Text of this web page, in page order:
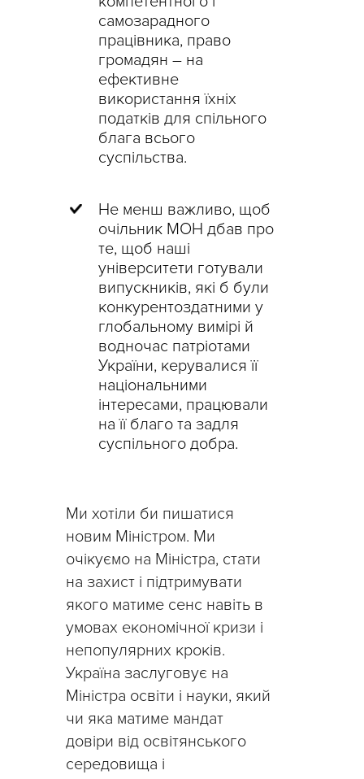
самозарадного
працівника, право
громадян – на
ефективне
використання їхніх
податків для спільного
блага всього
суспільства.
Не менш важливо, щоб
очільник МОН дбав про
те, щоб наші
університети готували
випускників, які б були
конкурентоздатними у
глобальному вимірі й
водночас патріотами
України, керувалися її
національними
інтересами, працювали
на її благо та задля
суспільного добра.
Ми хотіли би пишатися
новим Міністром. Ми
очікуємо на Міністра, стати
на захист і підтримувати
якого матиме сенс навіть в
умовах економічної кризи і
непопулярних кроків.
Україна заслуговує на
Міністра освіти і науки, який
чи яка матиме мандат
довіри від освітянського
середовища і